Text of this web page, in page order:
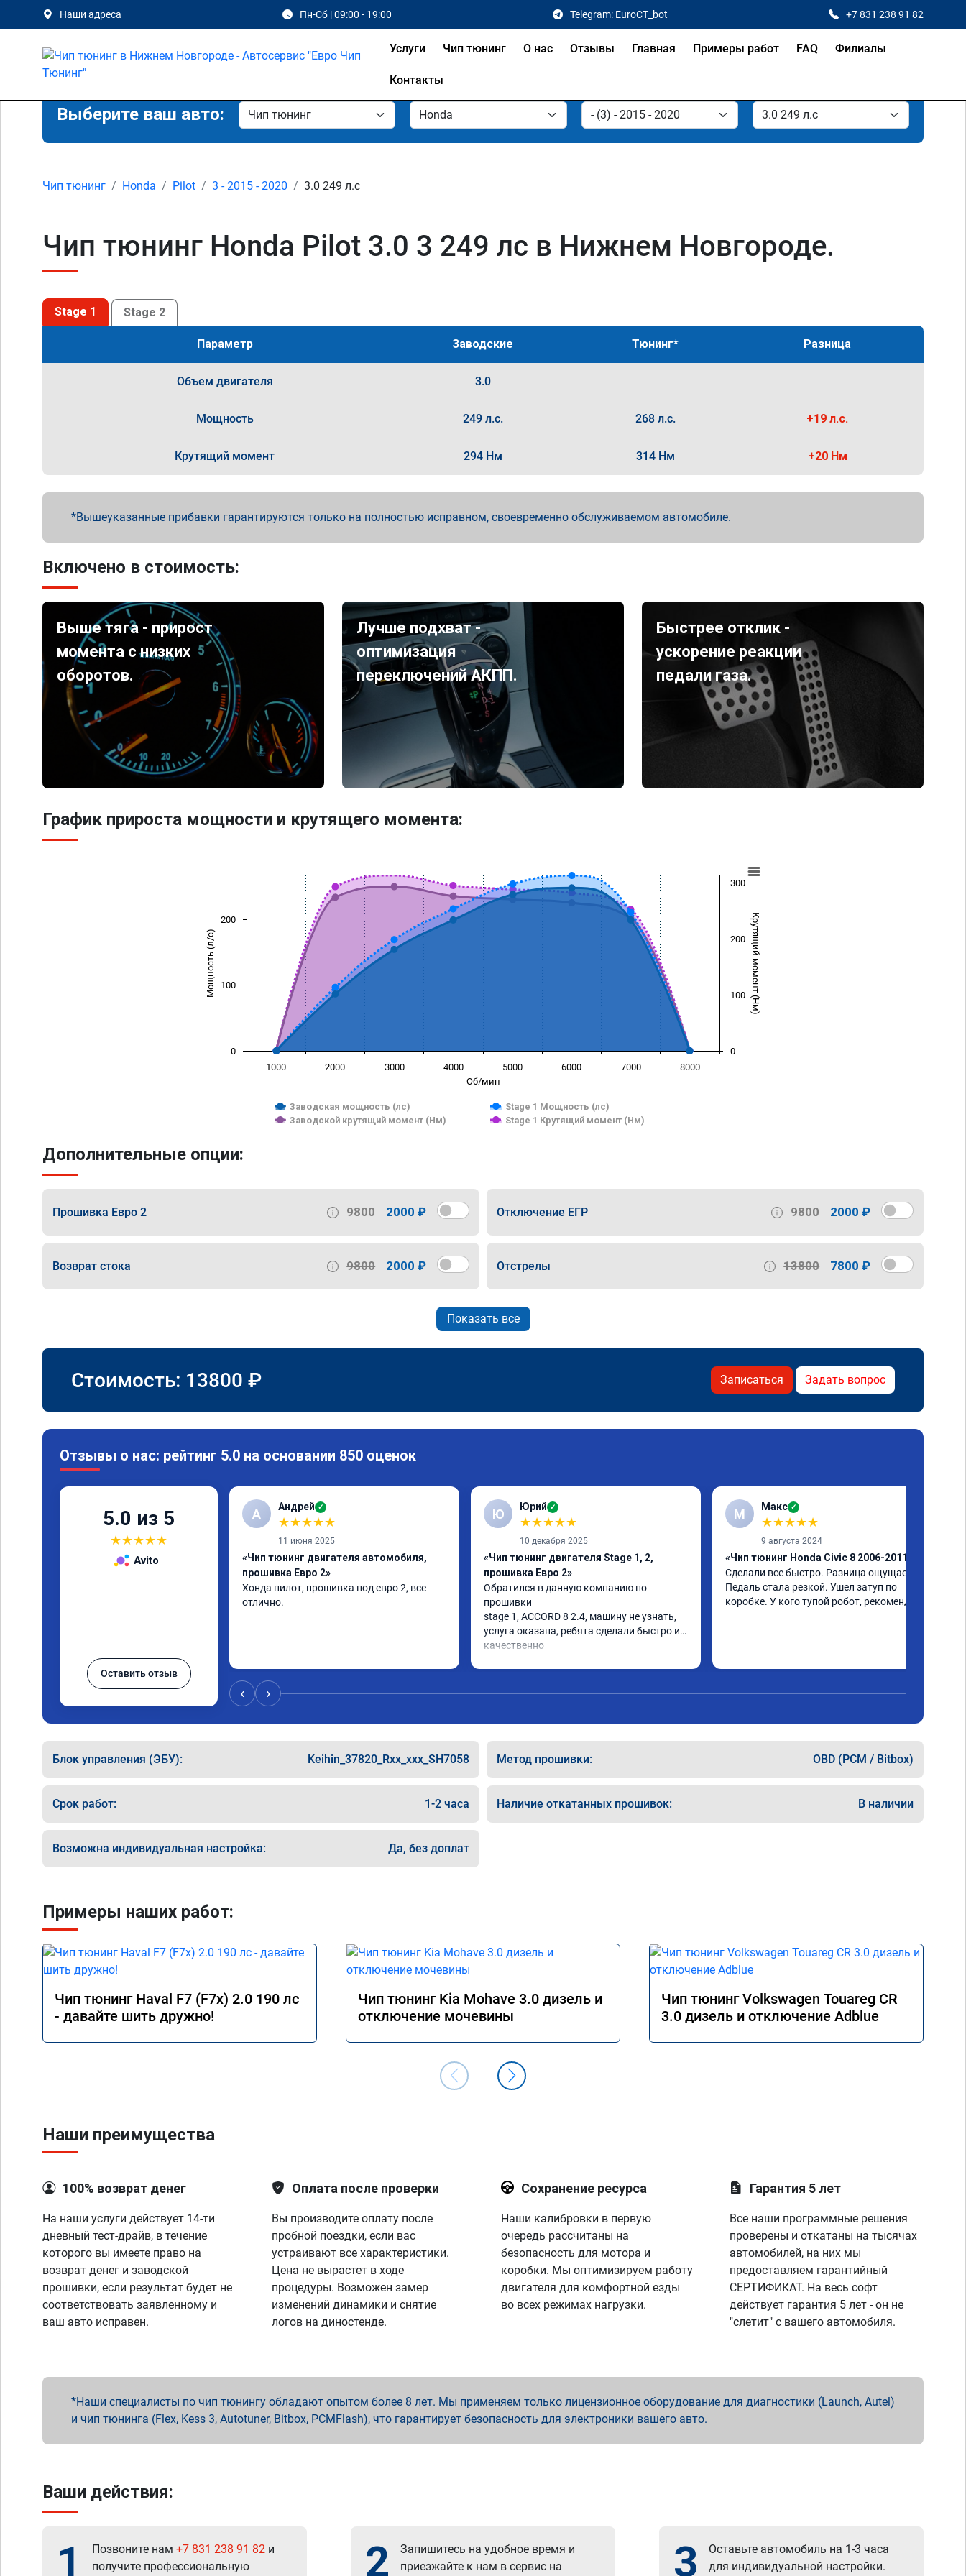
Наши адреса Пн-Сб | 09:00 - 19:00 Telegram: EuroCT_bot +7 831 238 91 82
Услуги Чип тюнинг О нас Отзывы Главная Примеры работ FAQ Филиалы
Контакты
Выберите ваш авто:
Чип тюнинг Honda Pilot 3 - 2015 - 2020 3.0 249 л.с
Чип тюнинг Honda Pilot 3.0 3 249 лс в Нижнем Новгороде.
Stage 1 Stage 2
Параметр Заводские Тюнинг* Разница
Объем двигателя 3.0
Мощность 249 л.с. 268 л.с. +19 л.с.
Крутящий момент 294 Нм 314 Нм +20 Нм
Вышеуказанные прибавки гарантируются только на полностью исправном, своевременно обслуживаемом автомобиле.
Включено в стоимость:
Выше тяга - прирост
момента с низких
оборотов.
Лучше подхват -
оптимизация
переключений АКПП.
Быстрее отклик -
ускорение реакции
педали газа.
График прироста мощности и крутящего момента:
Об/мин
Мощность (л/с) Крутящий момент (Нм)
Заводская мощность (лс)
Stage 1 Мощность (лс)
Заводской крутящий момент (Нм)
Stage 1 Крутящий момент (Нм)
1000 2000 3000 4000 5000 6000 7000 8000
0
100
200
0
100
200
300
Дополнительные опции:
Прошивка Евро 2 9800 2000 ₽ Отключение ЕГР 9800 2000 ₽
Возврат стока 9800 2000 ₽ Отстрелы 13800 7800 ₽
Показать все
Стоимость: 13800 ₽ Записаться Задать вопрос
Отзывы о нас: рейтинг 5.0 на основании 850 оценок
5.0 из 5
★★★★★
Avito
Оставить отзыв
А Андрей ✓
★★★★★
11 июня 2025
«Чип тюнинг двигателя автомобиля,
прошивка Евро 2»
Хонда пилот, прошивка под евро 2, все
отлично.
Ю Юрий ✓
★★★★★
10 декабря 2025
«Чип тюнинг двигателя Stage 1, 2,
прошивка Евро 2»
Обратился в данную компанию по
прошивки
stage 1, ACCORD 8 2.4, машину не узнать,
услуга оказана, ребята сделали быстро и
качественно
М Макс ✓
★★★★★
9 августа 2024
«Чип тюнинг Honda Civic 8 2006-2011»
Сделали все быстро. Разница ощущается.
Педаль стала резкой. Ушел затуп по
коробке. У кого тупой робот, рекомендую.
‹ ›
Блок управления (ЭБУ): Keihin_37820_Rxx_xxx_SH7058 Метод прошивки: OBD (PCM / Bitbox)
Срок работ: 1-2 часа Наличие откатанных прошивок: В наличии
Возможна индивидуальная настройка: Да, без доплат
Примеры наших работ:
Чип тюнинг Haval F7 (F7x) 2.0 190 лс
- давайте шить дружно!
Чип тюнинг Kia Mohave 3.0 дизель и
отключение мочевины
Чип тюнинг Volkswagen Touareg CR
3.0 дизель и отключение Adblue
Наши преимущества
100% возврат денег
На наши услуги действует 14-ти
дневный тест-драйв, в течение
которого вы имеете право на
возврат денег и заводской
прошивки, если результат будет не
соответствовать заявленному и
ваш авто исправен.
Оплата после проверки
Вы производите оплату после
пробной поездки, если вас
устраивают все характеристики.
Цена не вырастет в ходе
процедуры. Возможен замер
изменений динамики и снятие
логов на диностенде.
Сохранение ресурса
Наши калибровки в первую
очередь рассчитаны на
безопасность для мотора и
коробки. Мы оптимизируем работу
двигателя для комфортной езды
во всех режимах нагрузки.
Гарантия 5 лет
Все наши программные решения
проверены и откатаны на тысячах
автомобилей, на них мы
предоставляем гарантийный
СЕРТИФИКАТ. На весь софт
действует гарантия 5 лет - он не
"слетит" с вашего автомобиля.
Наши специалисты по чип тюнингу обладают опытом более 8 лет. Мы применяем только лицензионное оборудование для диагностики (Launch, Autel)
и чип тюнинга (Flex, Kess 3, Autotuner, Bitbox, PCMFlash), что гарантирует безопасность для электроники вашего авто.
Ваши действия:
1 Позвоните нам +7 831 238 91 82 и
получите профессиональную
2
Запишитесь на удобное время и
приезжайте к нам в сервис на
3
Оставьте автомобиль на 1-3 часа
для индивидуальной настройки.